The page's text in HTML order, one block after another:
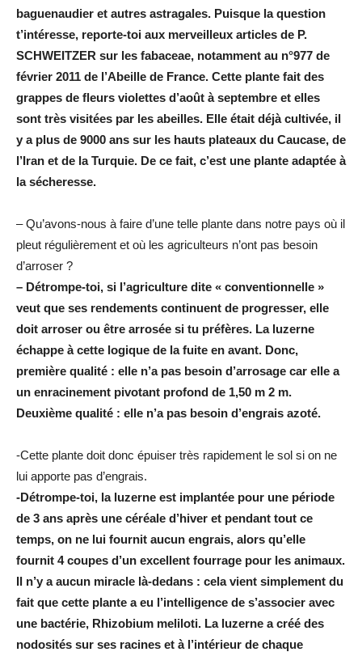
baguenaudier et autres astragales. Puisque la question
t’intéresse, reporte-toi aux merveilleux articles de P.
SCHWEITZER sur les fabaceae, notamment au n°977 de
février 2011 de l’Abeille de France. Cette plante fait des
grappes de fleurs violettes d’août à septembre et elles
sont très visitées par les abeilles. Elle était déjà cultivée, il
y a plus de 9000 ans sur les hauts plateaux du Caucase, de
l’Iran et de la Turquie. De ce fait, c’est une plante adaptée à
la sécheresse.
– Qu’avons-nous à faire d’une telle plante dans notre pays où il
pleut régulièrement et où les agriculteurs n’ont pas besoin
d’arroser ?
– Détrompe-toi, si l’agriculture dite « conventionnelle »
veut que ses rendements continuent de progresser, elle
doit arroser ou être arrosée si tu préfères. La luzerne
échappe à cette logique de la fuite en avant. Donc,
première qualité : elle n’a pas besoin d’arrosage car elle a
un enracinement pivotant profond de 1,50 m 2 m.
Deuxième qualité : elle n’a pas besoin d’engrais azoté.
-Cette plante doit donc épuiser très rapidement le sol si on ne
lui apporte pas d’engrais.
-Détrompe-toi, la luzerne est implantée pour une période
de 3 ans après une céréale d’hiver et pendant tout ce
temps, on ne lui fournit aucun engrais, alors qu’elle
fournit 4 coupes d’un excellent fourrage pour les animaux.
Il n’y a aucun miracle là-dedans : cela vient simplement du
fait que cette plante a eu l’intelligence de s’associer avec
une bactérie, Rhizobium meliloti. La luzerne a créé des
nodosités sur ses racines et à l’intérieur de chaque